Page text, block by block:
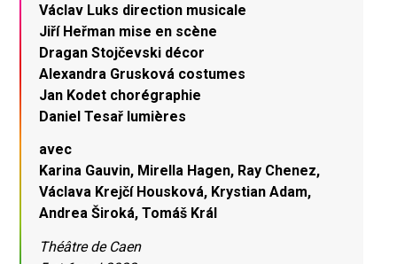
Václav Luks direction musicale
Jiří Heřman mise en scène
Dragan Stojčevski décor
Alexandra Grusková costumes
Jan Kodet chorégraphie
Daniel Tesař lumières
avec
Karina Gauvin, Mirella Hagen, Ray Chenez,
Václava Krejčí Housková, Krystian Adam,
Andrea Široká, Tomáš Král
Théâtre de Caen